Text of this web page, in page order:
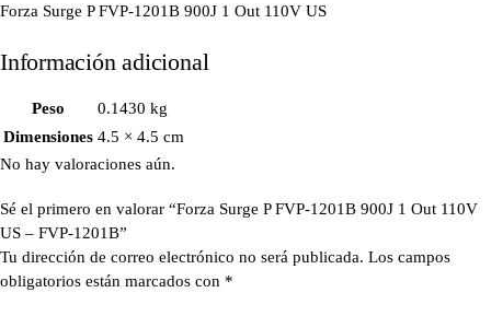
Forza Surge P FVP-1201B 900J 1 Out 110V US
Información adicional
Peso
0.1430 kg
Dimensiones 4.5 × 4.5 cm
No hay valoraciones aún.
Sé el primero en valorar “Forza Surge P FVP-1201B 900J 1 Out 110V
US – FVP-1201B”
Tu dirección de correo electrónico no será publicada. Los campos
obligatorios están marcados con *